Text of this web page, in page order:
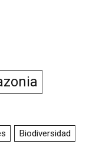
Biodiversidad